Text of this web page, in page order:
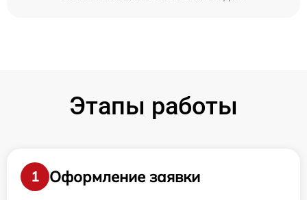
Этапы работы
1
Оформление заявки